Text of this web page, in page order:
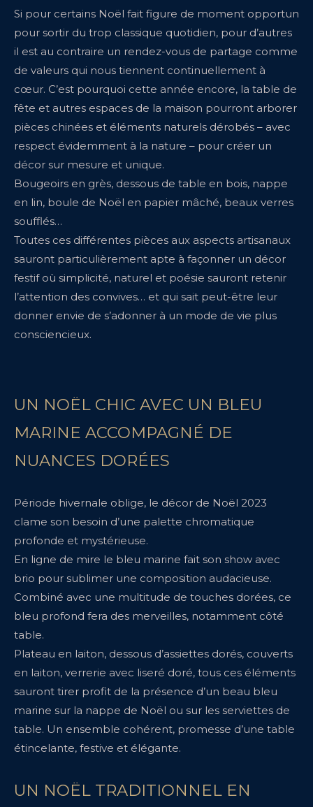
Si pour certains Noël fait figure de moment opportun
pour sortir du trop classique quotidien, pour d’autres
il est au contraire un rendez-vous de partage comme
de valeurs qui nous tiennent continuellement à
cœur. C’est pourquoi cette année encore, la table de
fête et autres espaces de la maison pourront arborer
pièces chinées et éléments naturels dérobés – avec
respect évidemment à la nature – pour créer un
décor sur mesure et unique.
Bougeoirs en grès, dessous de table en bois, nappe
en lin, boule de Noël en papier mâché, beaux verres
soufflés…
Toutes ces différentes pièces aux aspects artisanaux
sauront particulièrement apte à façonner un décor
festif où simplicité, naturel et poésie sauront retenir
l’attention des convives… et qui sait peut-être leur
donner envie de s’adonner à un mode de vie plus
consciencieux.
UN NOËL CHIC AVEC UN BLEU
MARINE ACCOMPAGNÉ DE
NUANCES DORÉES
Période hivernale oblige, le décor de Noël 2023
clame son besoin d’une palette chromatique
profonde et mystérieuse.
En ligne de mire le bleu marine fait son show avec
brio pour sublimer une composition audacieuse.
Combiné avec une multitude de touches dorées, ce
bleu profond fera des merveilles, notamment côté
table.
Plateau en laiton, dessous d’assiettes dorés, couverts
en laiton, verrerie avec liseré doré, tous ces éléments
sauront tirer profit de la présence d’un beau bleu
marine sur la nappe de Noël ou sur les serviettes de
table. Un ensemble cohérent, promesse d’une table
étincelante, festive et élégante.
UN NOËL TRADITIONNEL EN